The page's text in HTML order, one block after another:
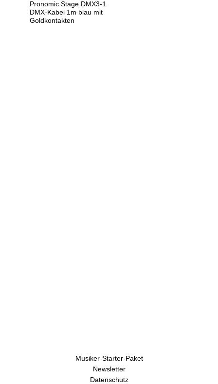
Pronomic Stage DMX3-1
DMX-Kabel 1m blau mit
Goldkontakten
Musiker-Starter-Paket
Newsletter
Datenschutz